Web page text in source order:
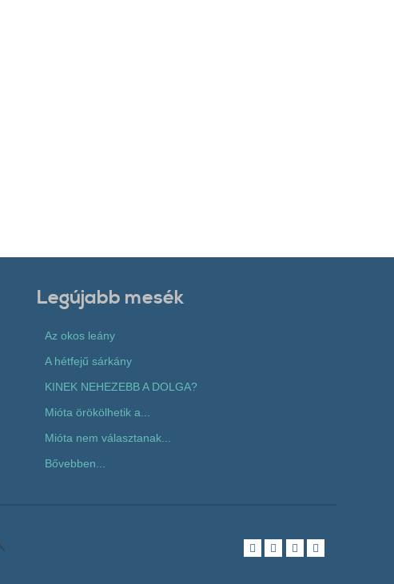
Legújabb mesék
Az okos leány
A hétfejű sárkány
KINEK NEHEZEBB A DOLGA?
Mióta örökölhetik a...
Mióta nem választanak...
Bővebben...